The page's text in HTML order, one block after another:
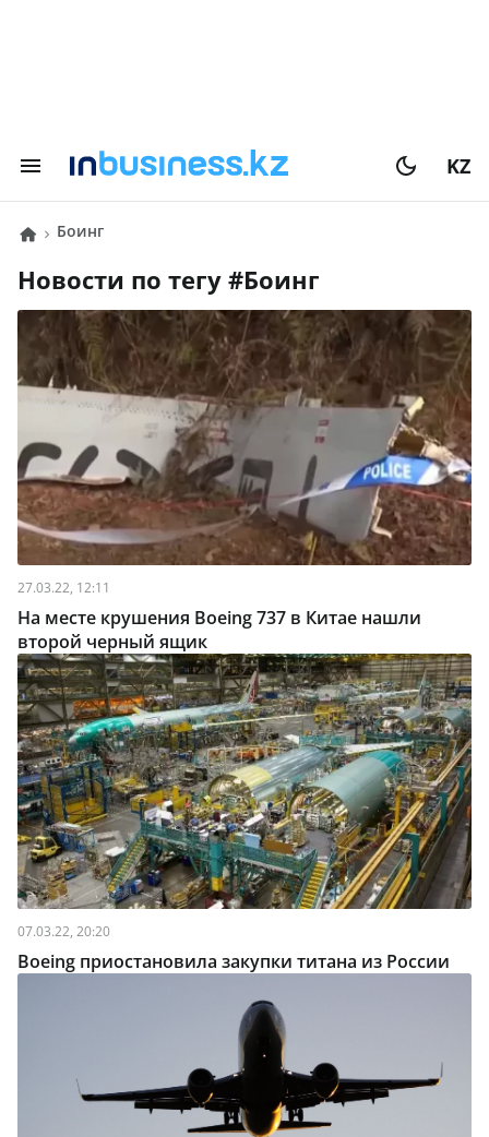
KZ
Боинг
Новости по тегу # Боинг
27.03.22, 12:11
На месте крушения Boeing 737 в Китае нашли
второй черный ящик
07.03.22, 20:20
Boeing приостановила закупки титана из России